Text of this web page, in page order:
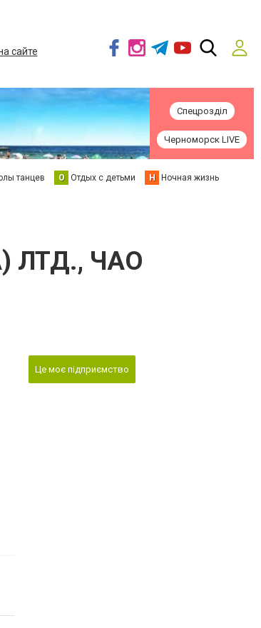
сайте
Спецрозділ
Черноморск LIVE
танцев О Отдых с детьми Н Ночная жизнь
ЛТД., ЧАО
Це моє підприємство